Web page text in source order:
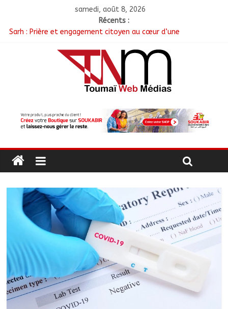
samedi, août 8, 2026
Récents :
Sarh : Prière et engagement citoyen au cœur d’une
Politique : Le RPC lance l’opération de dépôt des demandes de
أبشي: الرئيس الولائي للحزب الإصلاحي بولاية وداي يطالب الحكومة
بمعالجة أزمة المياه والوقود وغاز الطهي.
Toukra : La gare routière en pleine réhabilitation pour
améliorer la mobilité